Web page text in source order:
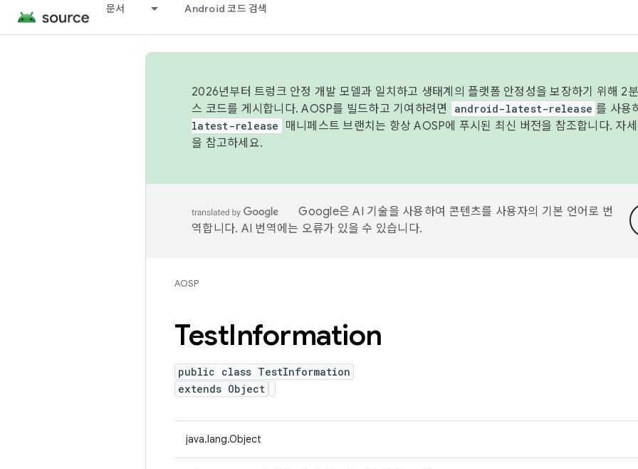
문서 Android 코드 검색
2026년부터 트렁크 안정 개발 모델과 일치하고 생태계의 플랫폼 안정성을 보장하기 위해 2
스 코드를 게시합니다. AOSP를 빌드하고 기여하려면
android-latest-release 를 사용
latest-release
매니페스트 브랜치는 항상 AOSP에 푸시된 최신 버전을 참조합니다. 자
을 참고하세요.
Google은 AI 기술을 사용하여 콘텐츠를 사용자의 기본 언어로 번
역합니다. AI 번역에는 오류가 있을 수 있습니다.
AOSP
TestInformation
public class TestInformation
extends Object
java.lang.Object